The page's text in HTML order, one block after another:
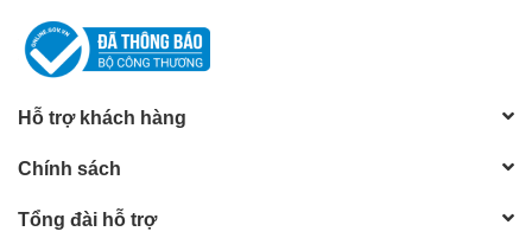
Hỗ trợ khách hàng
Chính sách
Tổng đài hỗ trợ